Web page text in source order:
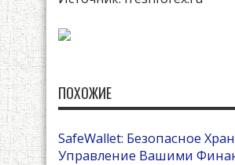
ПОХОЖИЕ
SafeWallet: Безопасное
Управление Вашими